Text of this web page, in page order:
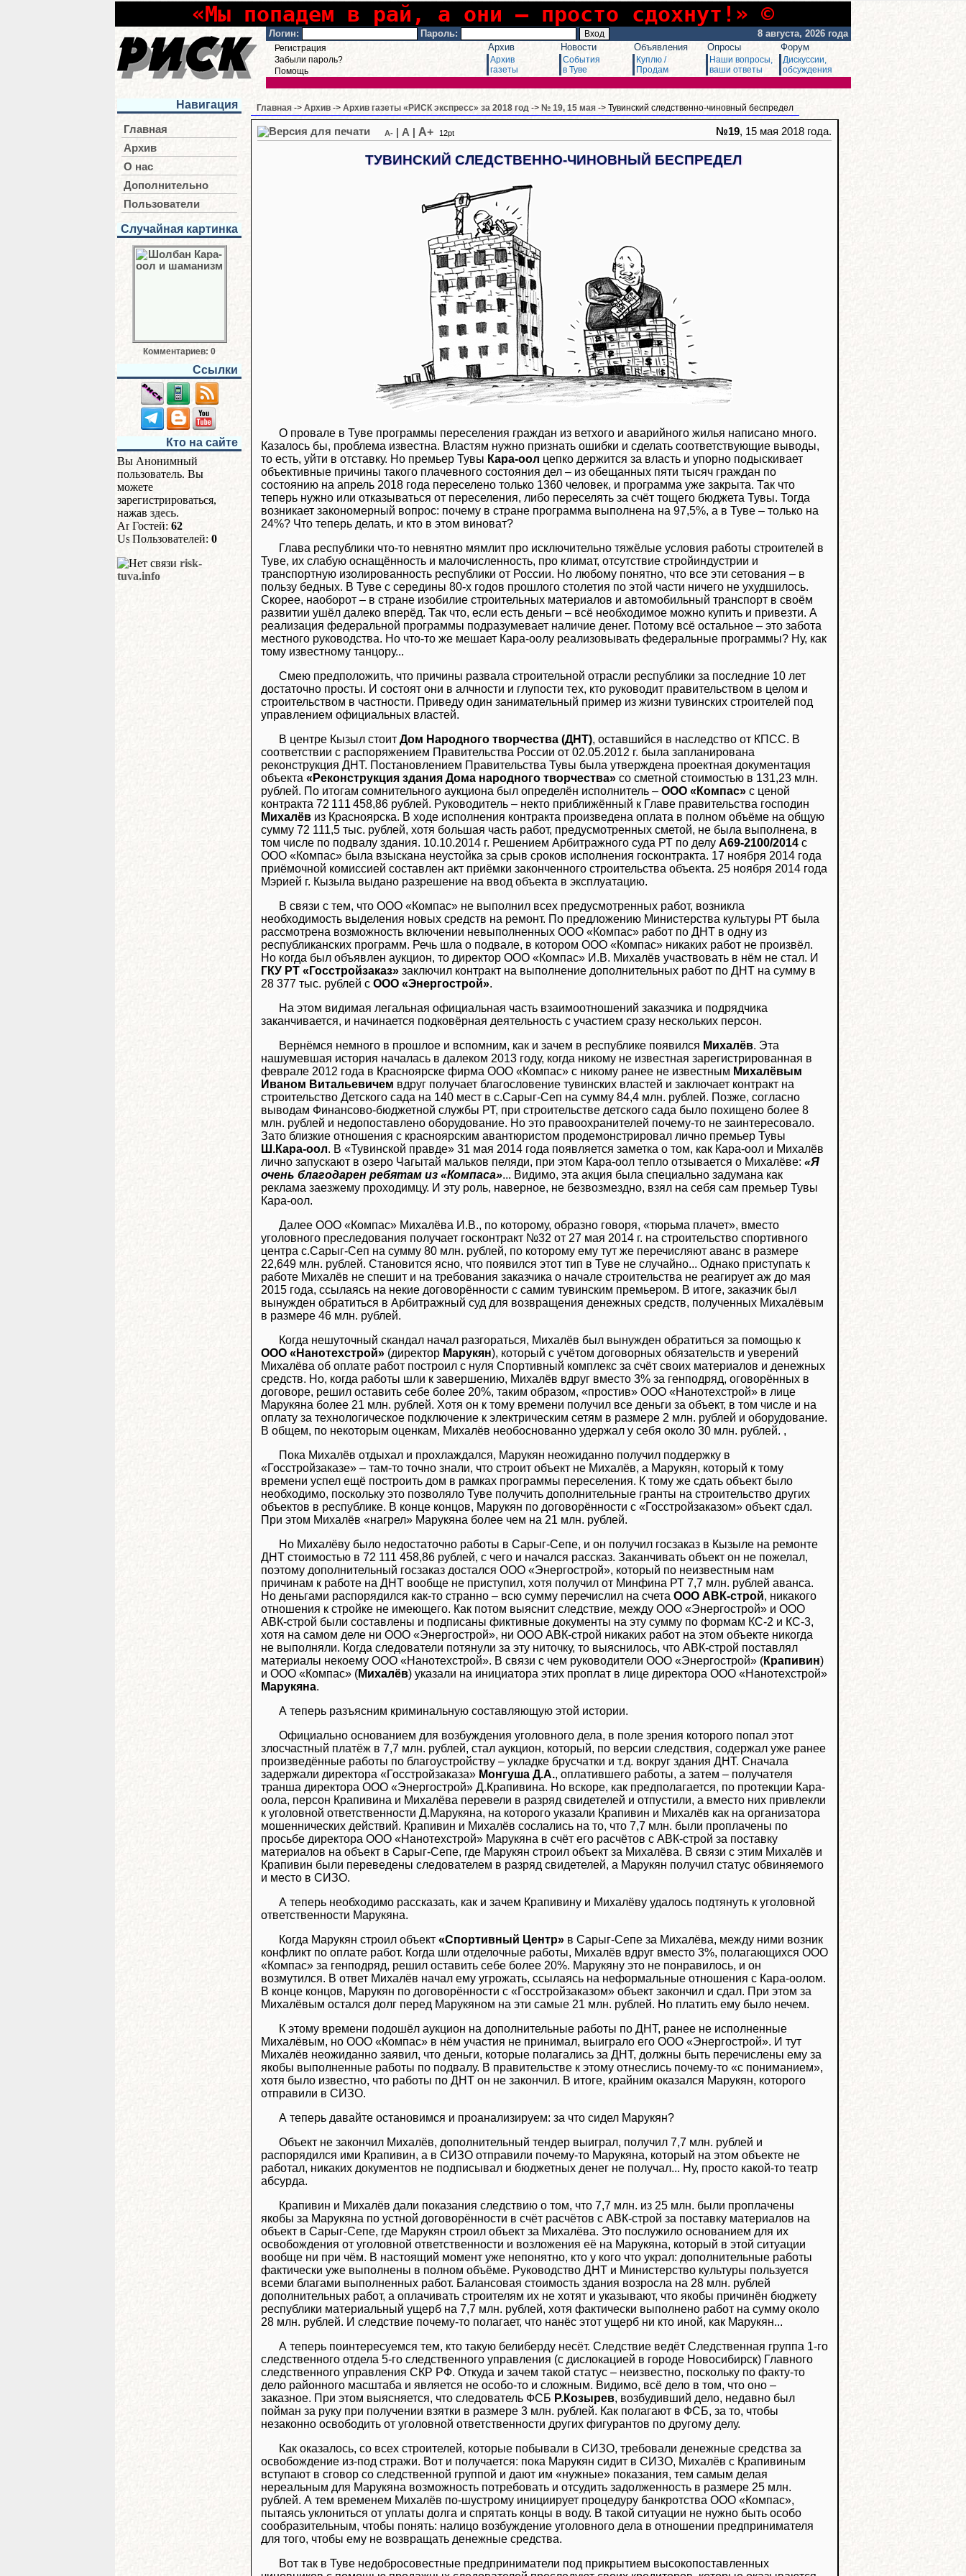
«Мы попадем в рай, а они – просто сдохнут!» ©
Логин: Пароль: 8 августа, 2026 года
Регистрация
Забыли пароль?
Помощь
Архив
Архив
газеты
Новости
События
в Туве
Объявления
Куплю /
Продам
Опросы
Наши вопросы,
ваши ответы
Форум
Дискуссии,
обсуждения
Навигация
Главная
Архив
О нас
Дополнительно
Пользователи
Случайная картинка
Комментариев: 0
Ссылки
Кто на сайте
Вы Анонимный
пользователь. Вы
можете
зарегистрироваться,
нажав здесь.
Гостей: 62
Пользователей: 0
risk-
tuva.info
Главная -> Архив -> Архив газеты «РИСК экспресс» за 2018 год -> № 19, 15 мая -> Тувинский следственно-чиновный беспредел
A- A A+ 12pt №19, 15 мая 2018 года.
ТУВИНСКИЙ СЛЕДСТВЕННО-ЧИНОВНЫЙ БЕСПРЕДЕЛ
О провале в Туве программы переселения граждан из ветхого и аварийного жилья написано много.
Казалось бы, проблема известна. Властям нужно признать ошибки и сделать соответствующие выводы,
то есть, уйти в отставку. Но премьер Тувы Кара-оол цепко держится за власть и упорно подыскивает
объективные причины такого плачевного состояния дел – из обещанных пяти тысяч граждан по
состоянию на апрель 2018 года переселено только 1360 человек, и программа уже закрыта. Так что
теперь нужно или отказываться от переселения, либо переселять за счёт тощего бюджета Тувы. Тогда
возникает закономерный вопрос: почему в стране программа выполнена на 97,5%, а в Туве – только на
24%? Что теперь делать, и кто в этом виноват?
Глава республики что-то невнятно мямлит про исключительно тяжёлые условия работы строителей в
Туве, их слабую оснащённость и малочисленность, про климат, отсутствие стройиндустрии и
транспортную изолированность республики от России. Но любому понятно, что все эти сетования – в
пользу бедных. В Туве с середины 80-х годов прошлого столетия по этой части ничего не ухудшилось.
Скорее, наоборот – в стране изобилие строительных материалов и автомобильный транспорт в своём
развитии ушёл далеко вперёд. Так что, если есть деньги – всё необходимое можно купить и привезти. А
реализация федеральной программы подразумевает наличие денег. Потому всё остальное – это забота
местного руководства. Но что-то же мешает Кара-оолу реализовывать федеральные программы? Ну, как
тому известному танцору...
Смею предположить, что причины развала строительной отрасли республики за последние 10 лет
достаточно просты. И состоят они в алчности и глупости тех, кто руководит правительством в целом и
строительством в частности. Приведу один занимательный пример из жизни тувинских строителей под
управлением официальных властей.
В центре Кызыл стоит Дом Народного творчества (ДНТ), оставшийся в наследство от КПСС. В
соответствии с распоряжением Правительства России от 02.05.2012 г. была запланирована
реконструкция ДНТ. Постановлением Правительства Тувы была утверждена проектная документация
объекта «Реконструкция здания Дома народного творчества» со сметной стоимостью в 131,23 млн.
рублей. По итогам сомнительного аукциона был определён исполнитель – ООО «Компас» с ценой
контракта 72 111 458,86 рублей. Руководитель – некто приближённый к Главе правительства господин
Михалёв из Красноярска. В ходе исполнения контракта произведена оплата в полном объёме на общую
сумму 72 111,5 тыс. рублей, хотя большая часть работ, предусмотренных сметой, не была выполнена, в
том числе по подвалу здания. 10.10.2014 г. Решением Арбитражного суда РТ по делу А69-2100/2014 с
ООО «Компас» была взыскана неустойка за срыв сроков исполнения госконтракта. 17 ноября 2014 года
приёмочной комиссией составлен акт приёмки законченного строительства объекта. 25 ноября 2014 года
Мэрией г. Кызыла выдано разрешение на ввод объекта в эксплуатацию.
В связи с тем, что ООО «Компас» не выполнил всех предусмотренных работ, возникла
необходимость выделения новых средств на ремонт. По предложению Министерства культуры РТ была
рассмотрена возможность включении невыполненных ООО «Компас» работ по ДНТ в одну из
республиканских программ. Речь шла о подвале, в котором ООО «Компас» никаких работ не произвёл.
Но когда был объявлен аукцион, то директор ООО «Компас» И.В. Михалёв участвовать в нём не стал. И
ГКУ РТ «Госстройзаказ» заключил контракт на выполнение дополнительных работ по ДНТ на сумму в
28 377 тыс. рублей с ООО «Энергострой».
На этом видимая легальная официальная часть взаимоотношений заказчика и подрядчика
заканчивается, и начинается подковёрная деятельность с участием сразу нескольких персон.
Вернёмся немного в прошлое и вспомним, как и зачем в республике появился Михалёв. Эта
нашумевшая история началась в далеком 2013 году, когда никому не известная зарегистрированная в
феврале 2012 года в Красноярске фирма ООО «Компас» с никому ранее не известным Михалёвым
Иваном Витальевичем вдруг получает благословение тувинских властей и заключает контракт на
строительство Детского сада на 140 мест в с.Сарыг-Сеп на сумму 84,4 млн. рублей. Позже, согласно
выводам Финансово-бюджетной службы РТ, при строительстве детского сада было похищено более 8
млн. рублей и недопоставлено оборудование. Но это правоохранителей почему-то не заинтересовало.
Зато близкие отношения с красноярским авантюристом продемонстрировал лично премьер Тувы
Ш.Кара-оол. В «Тувинской правде» 31 мая 2014 года появляется заметка о том, как Кара-оол и Михалёв
лично запускают в озеро Чагытай мальков пеляди, при этом Кара-оол тепло отзывается о Михалёве: «Я
очень благодарен ребятам из «Компаса»... Видимо, эта акция была специально задумана как
реклама заезжему проходимцу. И эту роль, наверное, не безвозмездно, взял на себя сам премьер Тувы
Кара-оол.
Далее ООО «Компас» Михалёва И.В., по которому, образно говоря, «тюрьма плачет», вместо
уголовного преследования получает госконтракт №32 от 27 мая 2014 г. на строительство спортивного
центра с.Сарыг-Сеп на сумму 80 млн. рублей, по которому ему тут же перечисляют аванс в размере
22,649 млн. рублей. Становится ясно, что появился этот тип в Туве не случайно... Однако приступать к
работе Михалёв не спешит и на требования заказчика о начале строительства не реагирует аж до мая
2015 года, ссылаясь на некие договорённости с самим тувинским премьером. В итоге, заказчик был
вынужден обратиться в Арбитражный суд для возвращения денежных средств, полученных Михалёвым
в размере 46 млн. рублей.
Когда нешуточный скандал начал разгораться, Михалёв был вынужден обратиться за помощью к
ООО «Нанотехстрой» (директор Марукян), который с учётом договорных обязательств и уверений
Михалёва об оплате работ построил с нуля Спортивный комплекс за счёт своих материалов и денежных
средств. Но, когда работы шли к завершению, Михалёв вдруг вместо 3% за генподряд, оговорённых в
договоре, решил оставить себе более 20%, таким образом, «простив» ООО «Нанотехстрой» в лице
Марукяна более 21 млн. рублей. Хотя он к тому времени получил все деньги за объект, в том числе и на
оплату за технологическое подключение к электрическим сетям в размере 2 млн. рублей и оборудование.
В общем, по некоторым оценкам, Михалёв необоснованно удержал у себя около 30 млн. рублей. ,
Пока Михалёв отдыхал и прохлаждался, Марукян неожиданно получил поддержку в
«Госстройзаказе» – там-то точно знали, что строит объект не Михалёв, а Марукян, который к тому
времени успел ещё построить дом в рамках программы переселения. К тому же сдать объект было
необходимо, поскольку это позволяло Туве получить дополнительные гранты на строительство других
объектов в республике. В конце концов, Марукян по договорённости с «Госстройзаказом» объект сдал.
При этом Михалёв «нагрел» Марукяна более чем на 21 млн. рублей.
Но Михалёву было недостаточно работы в Сарыг-Сепе, и он получил госзаказ в Кызыле на ремонте
ДНТ стоимостью в 72 111 458,86 рублей, с чего и начался рассказ. Заканчивать объект он не пожелал,
поэтому дополнительный госзаказ достался ООО «Энергострой», который по неизвестным нам
причинам к работе на ДНТ вообще не приступил, хотя получил от Минфина РТ 7,7 млн. рублей аванса.
Но деньгами распорядился как-то странно – всю сумму перечислил на счета ООО АВК-строй, никакого
отношения к стройке не имеющего. Как потом выяснит следствие, между ООО «Энергострой» и ООО
АВК-строй были составлены и подписаны фиктивные документы на эту сумму по формам КС-2 и КС-3,
хотя на самом деле ни ООО «Энергострой», ни ООО АВК-строй никаких работ на этом объекте никогда
не выполняли. Когда следователи потянули за эту ниточку, то выяснилось, что АВК-строй поставлял
материалы некоему ООО «Нанотехстрой». В связи с чем руководители ООО «Энергострой» (Крапивин)
и ООО «Компас» (Михалёв) указали на инициатора этих проплат в лице директора ООО «Нанотехстрой»
Марукяна.
А теперь разъясним криминальную составляющую этой истории.
Официально основанием для возбуждения уголовного дела, в поле зрения которого попал этот
злосчастный платёж в 7,7 млн. рублей, стал аукцион, который, по версии следствия, содержал уже ранее
произведённые работы по благоустройству – укладке брусчатки и т.д. вокруг здания ДНТ. Сначала
задержали директора «Госстройзаказа» Монгуша Д.А., оплатившего работы, а затем – получателя
транша директора ООО «Энергострой» Д.Крапивина. Но вскоре, как предполагается, по протекции Кара-
оола, персон Крапивина и Михалёва перевели в разряд свидетелей и отпустили, а вместо них привлекли
к уголовной ответственности Д.Марукяна, на которого указали Крапивин и Михалёв как на организатора
мошеннических действий. Крапивин и Михалёв сослались на то, что 7,7 млн. были проплачены по
просьбе директора ООО «Нанотехстрой» Марукяна в счёт его расчётов с АВК-строй за поставку
материалов на объект в Сарыг-Сепе, где Марукян строил объект за Михалёва. В связи с этим Михалёв и
Крапивин были переведены следователем в разряд свидетелей, а Марукян получил статус обвиняемого
и место в СИЗО.
А теперь необходимо рассказать, как и зачем Крапивину и Михалёву удалось подтянуть к уголовной
ответственности Марукяна.
Когда Марукян строил объект «Спортивный Центр» в Сарыг-Сепе за Михалёва, между ними возник
конфликт по оплате работ. Когда шли отделочные работы, Михалёв вдруг вместо 3%, полагающихся ООО
«Компас» за генподряд, решил оставить себе более 20%. Марукяну это не понравилось, и он
возмутился. В ответ Михалёв начал ему угрожать, ссылаясь на неформальные отношения с Кара-оолом.
В конце концов, Марукян по договорённости с «Госстройзаказом» объект закончил и сдал. При этом за
Михалёвым остался долг перед Марукяном на эти самые 21 млн. рублей. Но платить ему было нечем.
К этому времени подошёл аукцион на дополнительные работы по ДНТ, ранее не исполненные
Михалёвым, но ООО «Компас» в нём участия не принимал, выиграло его ООО «Энергострой». И тут
Михалёв неожиданно заявил, что деньги, которые полагались за ДНТ, должны быть перечислены ему за
якобы выполненные работы по подвалу. В правительстве к этому отнеслись почему-то «с пониманием»,
хотя было известно, что работы по ДНТ он не закончил. В итоге, крайним оказался Марукян, которого
отправили в СИЗО.
А теперь давайте остановимся и проанализируем: за что сидел Марукян?
Объект не закончил Михалёв, дополнительный тендер выиграл, получил 7,7 млн. рублей и
распорядился ими Крапивин, а в СИЗО отправили почему-то Марукяна, который на этом объекте не
работал, никаких документов не подписывал и бюджетных денег не получал... Ну, просто какой-то театр
абсурда.
Крапивин и Михалёв дали показания следствию о том, что 7,7 млн. из 25 млн. были проплачены
якобы за Марукяна по устной договорённости в счёт расчётов с АВК-строй за поставку материалов на
объект в Сарыг-Сепе, где Марукян строил объект за Михалёва. Это послужило основанием для их
освобождения от уголовной ответственности и возложения её на Марукяна, который в этой ситуации
вообще ни при чём. В настоящий момент уже непонятно, кто у кого что украл: дополнительные работы
фактически уже выполнены в полном объёме. Руководство ДНТ и Министерство культуры пользуется
всеми благами выполненных работ. Балансовая стоимость здания возросла на 28 млн. рублей
дополнительных работ, а оплачивать строителям их не хотят и указывают, что якобы причинён бюджету
республики материальный ущерб на 7,7 млн. рублей, хотя фактически выполнено работ на сумму около
28 млн. рублей. И следствие почему-то полагает, что нанёс этот ущерб ни кто иной, как Марукян...
А теперь поинтересуемся тем, кто такую белиберду несёт. Следствие ведёт Следственная группа 1-го
следственного отдела 5-го следственного управления (с дислокацией в городе Новосибирск) Главного
следственного управления СКР РФ. Откуда и зачем такой статус – неизвестно, поскольку по факту-то
дело районного масштаба и является не особо-то и сложным. Видимо, всё дело в том, что оно –
заказное. При этом выясняется, что следователь ФСБ Р.Козырев, возбудивший дело, недавно был
пойман за руку при получении взятки в размере 3 млн. рублей. Как полагают в ФСБ, за то, чтобы
незаконно освободить от уголовной ответственности других фигурантов по другому делу.
Как оказалось, со всех строителей, которые побывали в СИЗО, требовали денежные средства за
освобождение из-под стражи. Вот и получается: пока Марукян сидит в СИЗО, Михалёв с Крапивиным
вступают в сговор со следственной группой и дают им «нужные» показания, тем самым делая
нереальным для Марукяна возможность потребовать и отсудить задолженность в размере 25 млн.
рублей. А тем временем Михалёв по-шустрому инициирует процедуру банкротства ООО «Компас»,
пытаясь уклониться от уплаты долга и спрятать концы в воду. В такой ситуации не нужно быть особо
сообразительным, чтобы понять: налицо возбуждение уголовного дела в отношении предпринимателя
для того, чтобы ему не возвращать денежные средства.
Вот так в Туве недобросовестные предприниматели под прикрытием высокопоставленных